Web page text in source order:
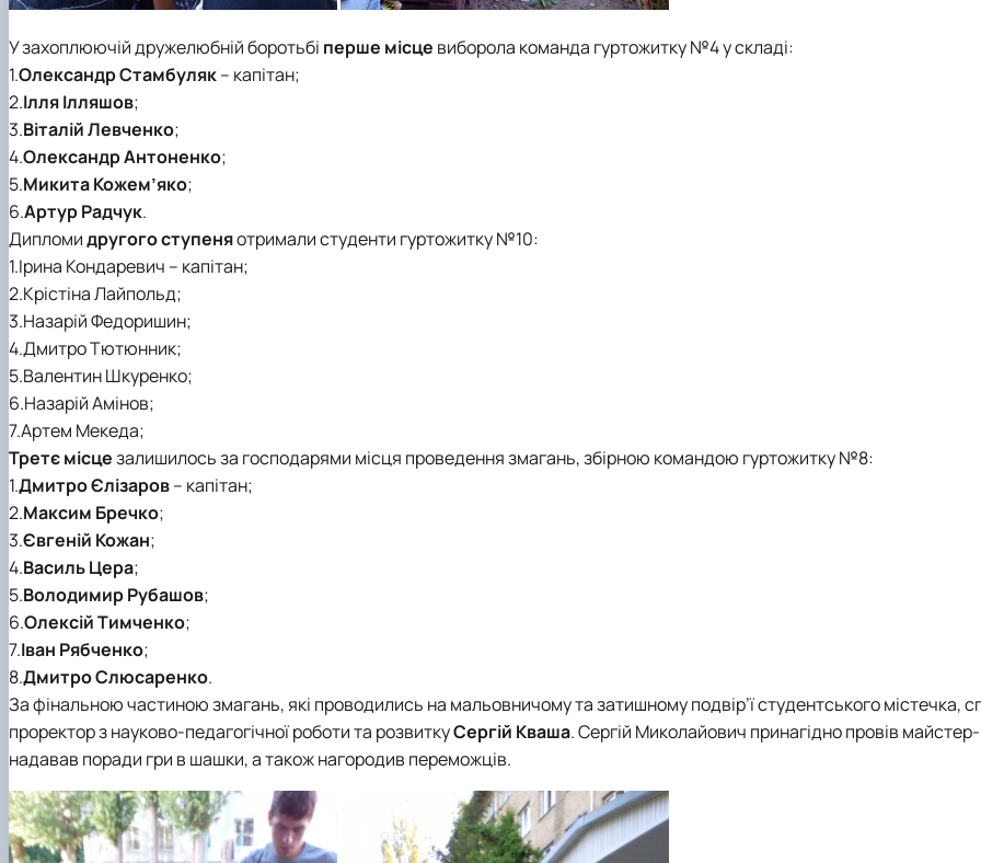
У захоплюючій дружелюбній боротьбі перше місце виборола команда гуртожитку №4 у складі:
1.Олександр Стамбуляк– капітан;
2.Ілля Ілляшов;
3.Віталій Левченко;
4.Олександр Антоненко;
5.Микита Кожем’яко;
6.Артур Радчук.
Дипломидругого ступеняотримали студенти гуртожитку №10:
1.Ірина Кондаревич – капітан;
2.Крістіна Лайпольд;
3.Назарій Федоришин;
4.Дмитро Тютюнник;
5.Валентин Шкуренко;
6.Назарій Амінов;
7.Артем Мекеда;
Третє місцезалишилось за господарями місця проведення змагань, збірною командою гуртожитку №8:
1.Дмитро Єлізаров– капітан;
2.Максим Бречко;
3.Євгеній Кожан;
4.Василь Цера;
5.Володимир Рубашов;
6.Олексій Тимченко;
7.Іван Рябченко;
8.Дмитро Слюсаренко.
За фінальною частиною змагань, які проводились на мальовничому та затишному подвір’ї студентського містечка,
проректор з науково-педагогічної роботи та розвиткуСергій Кваша. Сергій Миколайович принагідно провів
надавав поради гри в шашки, а також нагородив переможців.